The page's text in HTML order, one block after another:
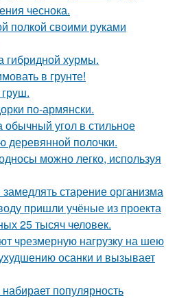
чеснока.
полкой своими руками
гибридной хурмы.
в грунте!
по-армянски.
угол в стильное
деревянной полочки.
можно легко, используя
старение организма
пришли учёные из проекта
25 тысяч человек.
чрезмерную нагрузку на шею
осанки и вызывает
популярность